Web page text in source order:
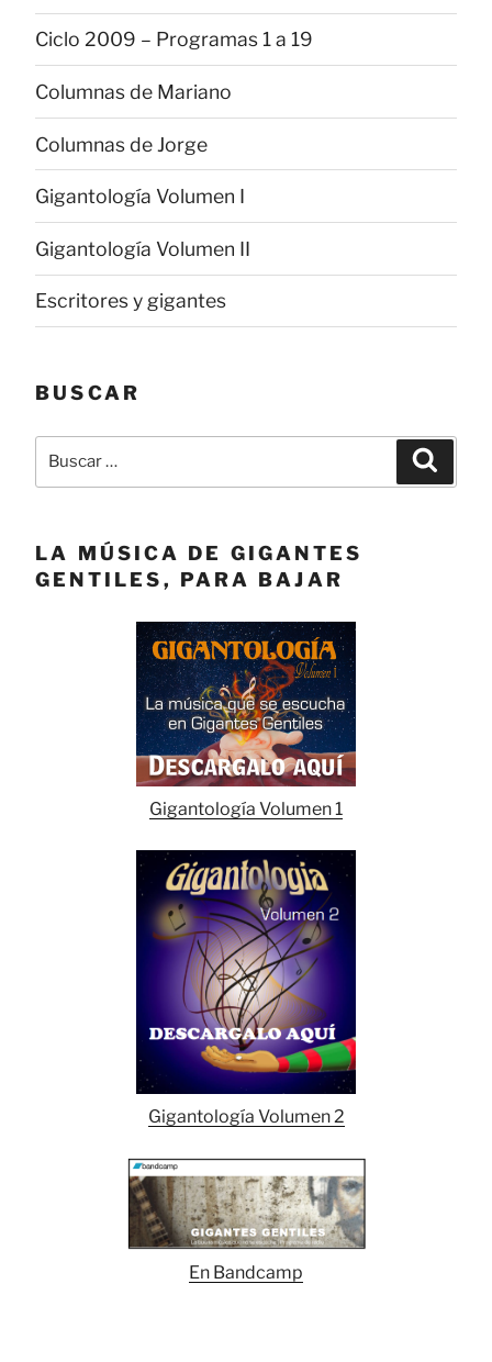
Ciclo 2009 – Programas 1 a 19
Columnas de Mariano
Columnas de Jorge
Gigantología Volumen I
Gigantología Volumen II
Escritores y gigantes
BUSCAR
Buscar
LA MÚSICA DE GIGANTES
GENTILES, PARA BAJAR
Gigantología Volumen 1
Gigantología Volumen 2
En Bandcamp